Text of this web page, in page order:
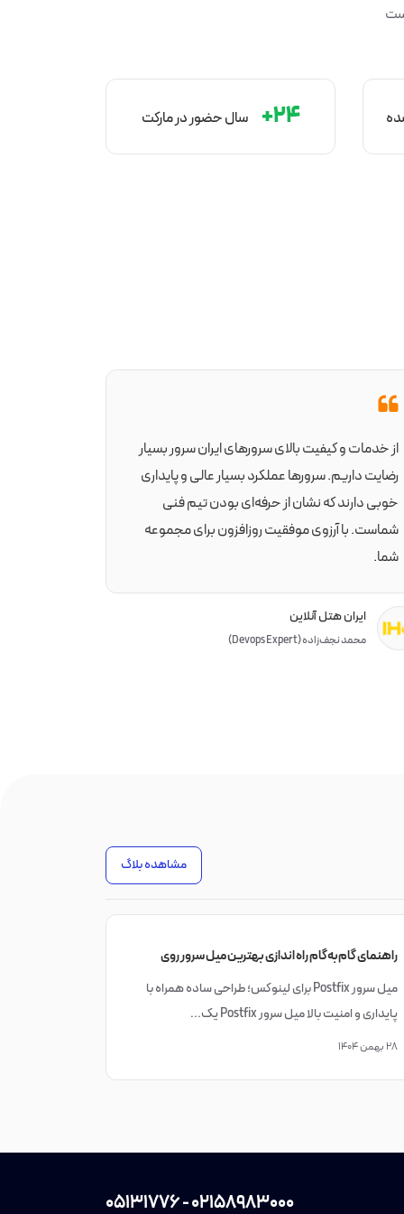
۲۴+ سال‌ حضور در مارکت
از خدمات و کیفیت بالای سرورهای ایران سرور بسیار
رضایت داریم. سرورها عملکرد بسیار عالی و پایداری
خوبی دارند که نشان از حرفه‌ای بودن تیم فنی
شماست. با آرزوی موفقیت روزافزون برای مجموعه
شما.
ایران هتل آنلاین
محمد نجف‌زاده (Devops Expert)
مشاهده بلاگ
راهنمای گام‌به‌گام راه اندازی بهترین میل سرور روی
لینوکس (Postfix ،iRedMail و Sendmail)
میل سرور Postfix برای لینوکس؛ طراحی ساده همراه با
پایداری و امنیت بالا میل سرور Postfix یک...
۲۸ بهمن ۱۴۰۴
02158983000
-
05131776